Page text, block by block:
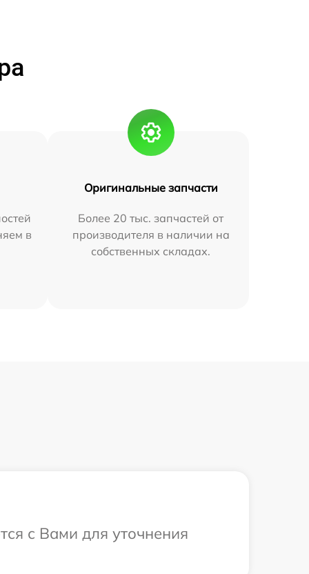
в
Оригинальные запчасти
Более 20 тыс. запчастей от
производителя в наличии на
собственных складах.
с Вами для уточнения